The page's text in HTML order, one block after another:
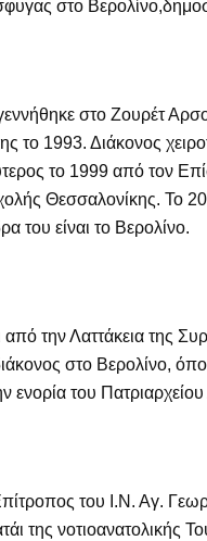
στο
στο Ζουρέτ
το 1993. Διάκονος
το 1999 από τον
Θεσσαλονίκης. Το
του είναι το Βερολίνο.
την Λαττάκεια της
στο Βερολίνο,
ενορία του
του Ι.Ν. Αγ.
της νοτιοανατολικής